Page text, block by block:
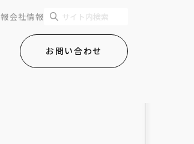
会社情報
お問い合わせ